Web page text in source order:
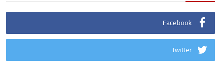
Facebook
Twitter